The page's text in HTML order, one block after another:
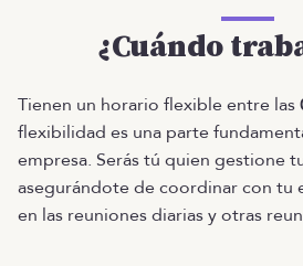
¿Cuándo
Tienen un horario flexible entre las
flexibilidad es una parte
empresa. Serás tú quien gestione
asegurándote de coordinar con tu
en las reuniones diarias y otras